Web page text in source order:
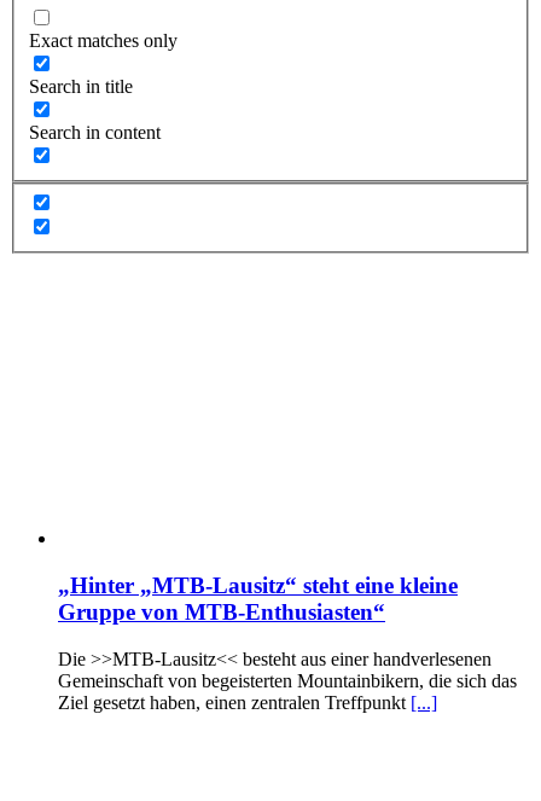
Exact matches only
Search in title
Search in content
„Hinter „MTB-Lausitz“ steht eine kleine
Gruppe von MTB-Enthusiasten“
Die >>MTB-Lausitz<< besteht aus einer handverlesenen
Gemeinschaft von begeisterten Mountainbikern, die sich das
Ziel gesetzt haben, einen zentralen Treffpunkt [...]